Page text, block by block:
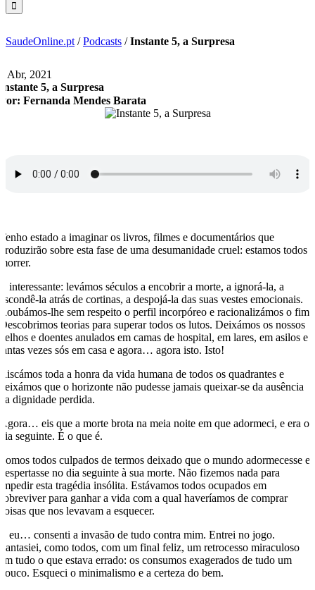
SaudeOnline.pt /Podcasts /Instante 5, a Surpresa
6 Abr, 2021
Instante 5, a Surpresa
Por: Fernanda Mendes Barata
Tenho estado a imaginar os livros, filmes e documentários que
produzirão sobre esta fase de uma desumanidade cruel: estamos todos a
morrer.
É interessante: levámos séculos a encobrir a morte, a ignorá-la, a
escondê-la atrás de cortinas, a despojá-la das suas vestes emocionais.
Roubámos-lhe sem respeito o perfil incorpóreo e racionalizámos o fim.
Descobrimos teorias para superar todos os lutos. Deixámos os nossos
velhos e doentes anulados em camas de hospital, em lares, em asilos e
tantas vezes sós em casa e agora… agora isto. Isto!
Riscámos toda a honra da vida humana de todos os quadrantes e
deixámos que o horizonte não pudesse jamais queixar-se da ausência
da dignidade perdida.
Agora… eis que a morte brota na meia noite em que adormeci, e era o
dia seguinte. É o que é.
Somos todos culpados de termos deixado que o mundo adormecesse e
despertasse no dia seguinte à sua morte. Não fizemos nada para
impedir esta tragédia insólita. Estávamos todos ocupados em
sobreviver para ganhar a vida com a qual haveríamos de comprar
coisas que nos levavam a esquecer.
E eu… consenti a invasão de tudo contra mim. Entrei no jogo.
Fantasiei, como todos, com um final feliz, um retrocesso miraculoso
em tudo o que estava errado: os consumos exagerados de tudo um
pouco. Esqueci o minimalismo e a certeza do bem.